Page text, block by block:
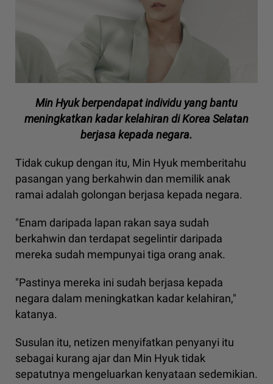
Min Hyuk berpendapat individu yang bantu
meningkatkan kadar kelahiran di Korea Selatan
berjasa kepada negara.
Tidak cukup dengan itu, Min Hyuk memberitahu
pasangan yang berkahwin dan memilik anak
ramai adalah golongan berjasa kepada negara.
"Enam daripada lapan rakan saya sudah
berkahwin dan terdapat segelintir daripada
mereka sudah mempunyai tiga orang anak.
"Pastinya mereka ini sudah berjasa kepada
negara dalam meningkatkan kadar kelahiran,"
katanya.
Susulan itu, netizen menyifatkan penyanyi itu
sebagai kurang ajar dan Min Hyuk tidak
sepatutnya mengeluarkan kenyataan sedemikian.